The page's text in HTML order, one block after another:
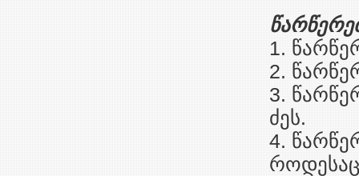
1.
2.
3.
ძეს.
4.
როდესაც